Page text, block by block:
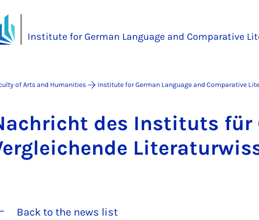
Institute for German Language and Comparative
of Arts and Humanities Institute for German Language and Comparative
des In­sti­tuts für
Back to the news list